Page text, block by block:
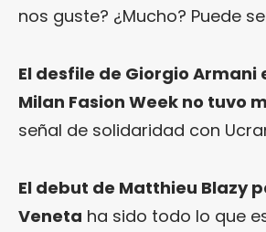
nos guste? ¿Mucho? Puede
El desfile de Giorgio Armani
Milan Fasion Week no tuvo
señal de solidaridad con
El debut de Matthieu Blazy
Veneta ha sido todo lo que